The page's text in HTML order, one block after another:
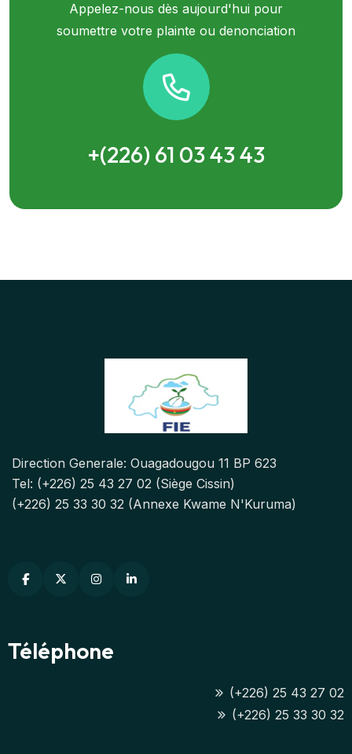
Appelez-nous dès aujourd'hui pour
soumettre votre plainte ou denonciation
+(226) 61 03 43 43
Direction Generale: Ouagadougou 11 BP 623
Tel: (+226) 25 43 27 02 (Siège Cissin)
(+226) 25 33 30 32 (Annexe Kwame N'Kuruma)
Téléphone
(+226) 25 43 27 02
(+226) 25 33 30 32